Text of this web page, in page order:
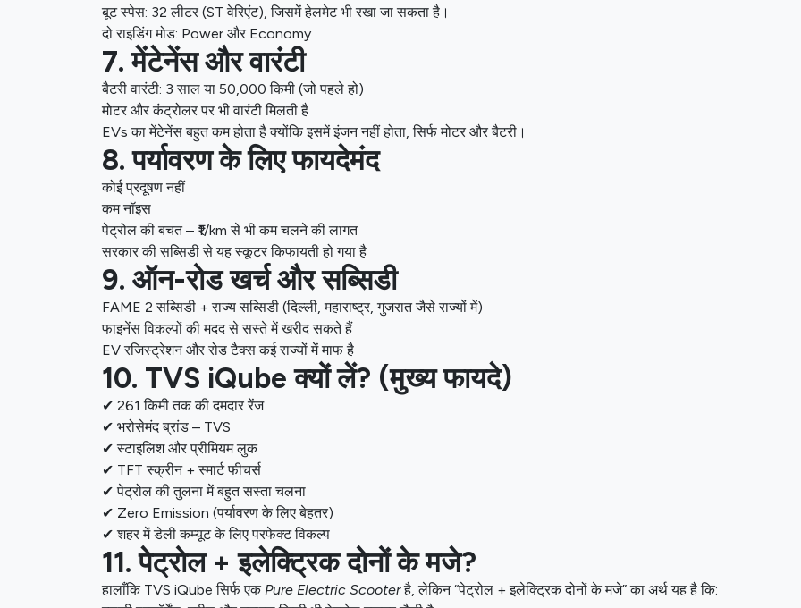
बूट स्पेस: 32 लीटर (ST वेरिएंट), जिसमें हेलमेट भी रखा जा सकता है।
दो राइडिंग मोड: Power और Economy
7. मेंटेनेंस और वारंटी
बैटरी वारंटी: 3 साल या 50,000 किमी (जो पहले हो)
मोटर और कंट्रोलर पर भी वारंटी मिलती है
EVs का मेंटेनेंस बहुत कम होता है क्योंकि इसमें इंजन नहीं होता, सिर्फ मोटर और बैटरी।
8. पर्यावरण के लिए फायदेमंद
कोई प्रदूषण नहीं
कम नॉइस
पेट्रोल की बचत – ₹1/km से भी कम चलने की लागत
सरकार की सब्सिडी से यह स्कूटर किफायती हो गया है
9. ऑन-रोड खर्च और सब्सिडी
FAME 2 सब्सिडी + राज्य सब्सिडी (दिल्ली, महाराष्ट्र, गुजरात जैसे राज्यों में)
फाइनेंस विकल्पों की मदद से सस्ते में खरीद सकते हैं
EV रजिस्ट्रेशन और रोड टैक्स कई राज्यों में माफ है
10. TVS iQube क्यों लें? (मुख्य फायदे)
✔ 261 किमी तक की दमदार रेंज
✔ भरोसेमंद ब्रांड – TVS
✔ स्टाइलिश और प्रीमियम लुक
✔ TFT स्क्रीन + स्मार्ट फीचर्स
✔ पेट्रोल की तुलना में बहुत सस्ता चलना
✔ Zero Emission (पर्यावरण के लिए बेहतर)
✔ शहर में डेली कम्यूट के लिए परफेक्ट विकल्प
11. पेट्रोल + इलेक्ट्रिक दोनों के मजे?
हालाँकि TVS iQube सिर्फ एक Pure Electric Scooterहै, लेकिन “पेट्रोल + इलेक्ट्रिक दोनों के मजे” का अर्थ यह है कि: